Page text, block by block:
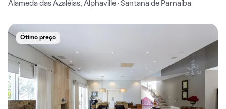
Alameda das Azaléias, Alphaville · Santana de Parnaíba
Ótimo preço